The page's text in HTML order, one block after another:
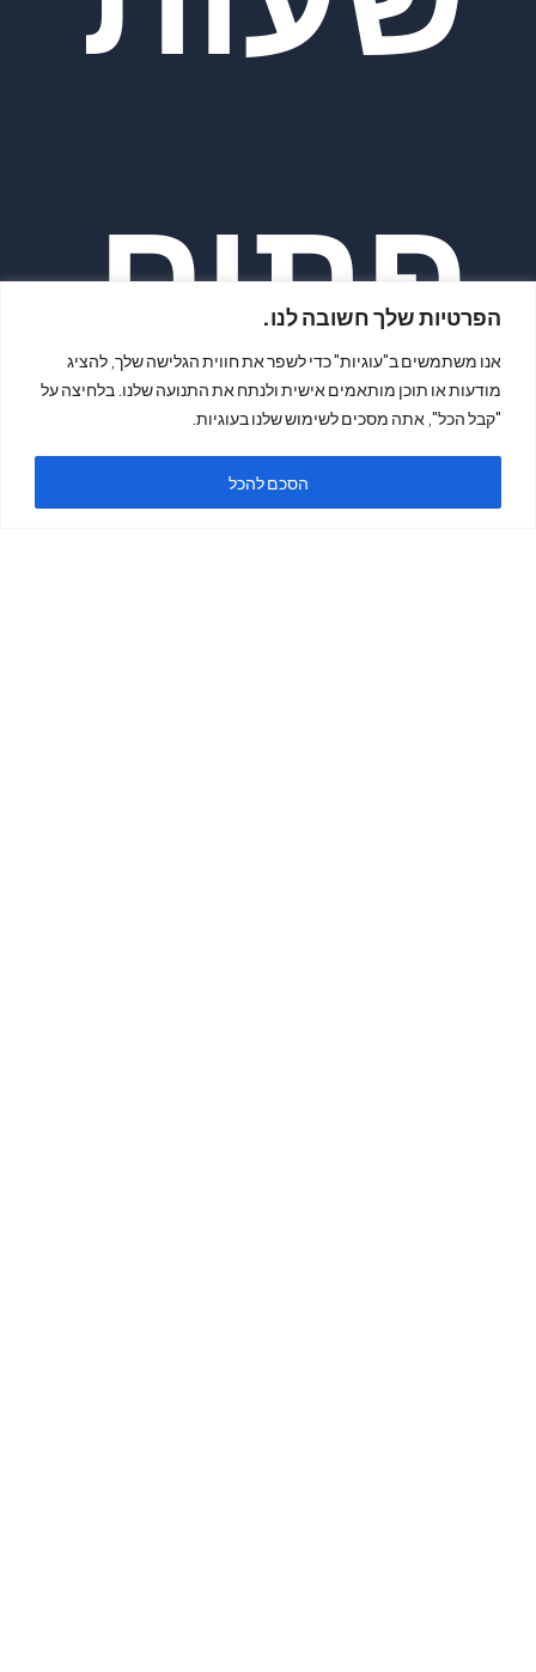
הפרטיות שלך חשובה לנו.
אנו משתמשים ב"עוגיות" כדי לשפר את חווית הגלישה שלך, להציג
מודעות או תוכן מותאמים אישית ולנתח את התנועה שלנו. בלחיצה על
"קבל הכל", אתה מסכים לשימוש שלנו בעוגיות.
הסכם להכל
פתיח
ה